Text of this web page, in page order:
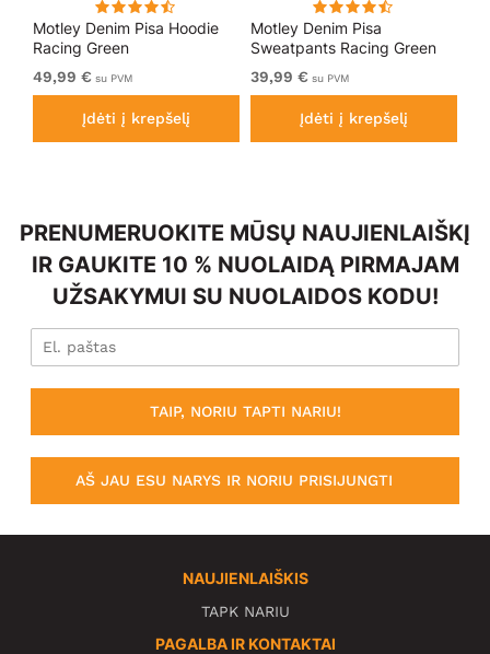
Motley Denim Pisa Hoodie
Racing Green
49,99 € su PVM
Įdėti į krepšelį
Motley Denim Pisa
Sweatpants Racing Green
39,99 € su PVM
Įdėti į krepšelį
PRENUMERUOKITE MŪSŲ NAUJIENLAIŠKĮ
IR GAUKITE 10 % NUOLAIDĄ PIRMAJAM
UŽSAKYMUI SU NUOLAIDOS KODU!
TAIP, NORIU TAPTI NARIU!
AŠ JAU ESU NARYS IR NORIU PRISIJUNGTI
NAUJIENLAIŠKIS
TAPK NARIU
PAGALBA IR KONTAKTAI